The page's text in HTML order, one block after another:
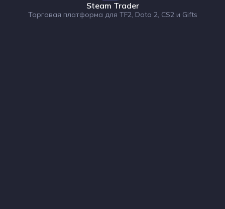
Steam Trader
Торговая платформа для TF2, Dota 2, CS2 и Gifts